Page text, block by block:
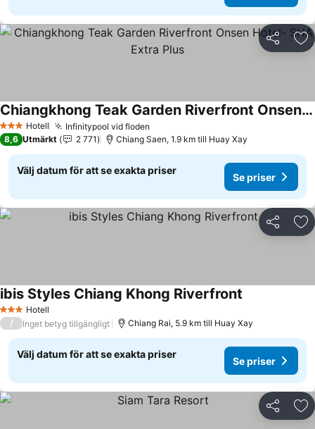
Dela
3 StjärnorHotell Infinitypool vid floden
Chiangkhong Teak Garden Riverfront Onsen Hotel- SHA Extra Plus
8,6 Utmärkt 2 771 Chiang Saen, 1.9 km till Huay Xay
Välj datum för att se exakta priser
Se priser
Dela
3 StjärnorHotell
ibis Styles Chiang Khong Riverfront
/ Inget betyg tillgängligt Chiang Rai, 5.9 km till Huay Xay
Välj datum för att se exakta priser
Se priser
Dela